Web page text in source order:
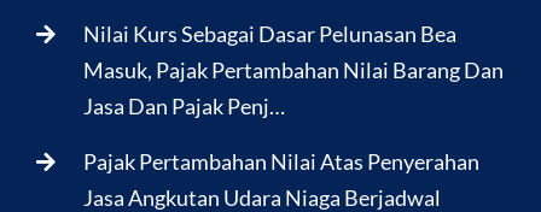
Nilai Kurs Sebagai Dasar Pelunasan Bea
Masuk, Pajak Pertambahan Nilai Barang Dan
Jasa Dan Pajak Penj…
Pajak Pertambahan Nilai Atas Penyerahan
Jasa Angkutan Udara Niaga Berjadwal